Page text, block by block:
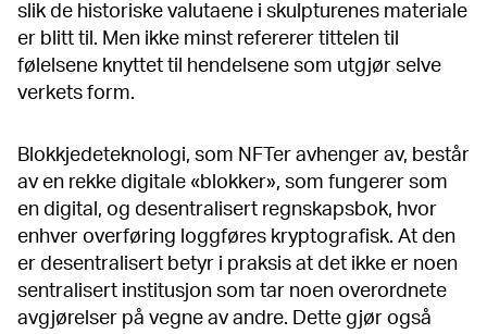
slik de historiske valutaene i skulpturenes materiale
er blitt til. Men ikke minst refererer tittelen til
følelsene knyttet til hendelsene som utgjør selve
verkets form.
Blokkjedeteknologi, som NFTer avhenger av, består
av en rekke digitale «blokker», som fungerer som
en digital, og desentralisert regnskapsbok, hvor
enhver overføring loggføres kryptografisk. At den
er desentralisert betyr i praksis at det ikke er noen
sentralisert institusjon som tar noen overordnete
avgjørelser på vegne av andre. Dette gjør også